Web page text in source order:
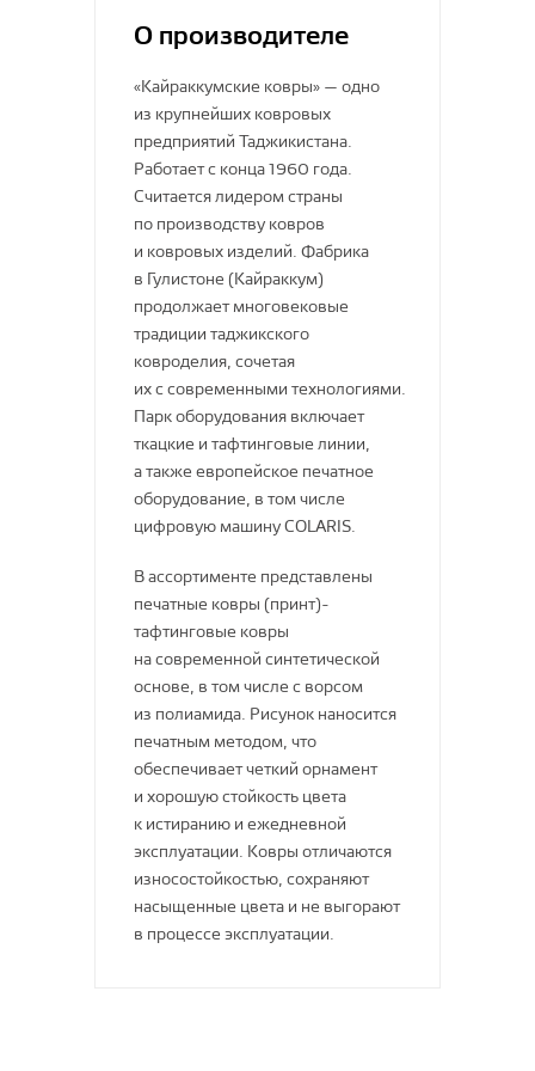
Sintelon RS
Грязезащитные дорожки
Индия
Китай
Синтерос by Tarkett
Линолеум
Гомогенные ПВХ покрытия
Для железнодорожного
Klassika by Tarkett
Non Brend
Линолеум
Sommer by Tarkett
Tarkett
Линолеум
Гетерогенные ПВХ покрытия
Спортивный линолеум
Гомогенные ПВХ покрытия
Для речного
Спортивный паркет
Для морского
Для железнодорожного
ПВХ плитка
Полимерные полы SPC
Средства по уходу
Кольца для труб
Taiga
Ламинат
Wicanders
Wicanders
Пробковые покрытия
GO
Cork Plank Loc WRT
Corkcomfort Glue-Down
Corkcomfort Loc WRT
Salag
Solid
DECOMASTER
Витебские ковры
Pavitec
Ковры из Турции
Декорель Байкал
Ковры из Бельгии
Condor
Bosfor Group
ESCOM
О производителе
«Кайраккумские ковры» — одно
из крупнейших ковровых
предприятий Таджикистана.
Работает с конца 1960 года.
Считается лидером страны
по производству ковров
и ковровых изделий. Фабрика
в Гулистоне (Кайраккум)
продолжает многовековые
традиции таджикского
ковроделия, сочетая
их с современными технологиями.
Парк оборудования включает
ткацкие и тафтинговые линии,
а также европейское печатное
оборудование, в том числе
цифровую машину COLARIS.
В ассортименте представлены
печатные ковры (принт)-
тафтинговые ковры
на современной синтетической
основе, в том числе с ворсом
из полиамида. Рисунок наносится
печатным методом, что
обеспечивает четкий орнамент
и хорошую стойкость цвета
к истиранию и ежедневной
эксплуатации. Ковры отличаются
износостойкостью, сохраняют
насыщенные цвета и не выгорают
в процессе эксплуатации.